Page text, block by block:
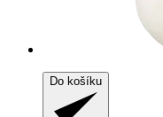
Do košíku